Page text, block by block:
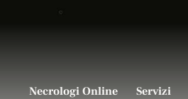
Necrologi Online Servizi